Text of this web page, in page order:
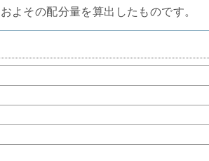
よその配分量を算出したものです。